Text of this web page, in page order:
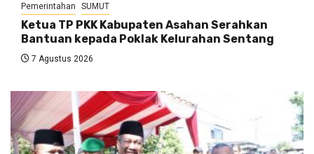
Pemerintahan SUMUT
Ketua TP PKK Kabupaten Asahan Serahkan
Bantuan kepada Poklak Kelurahan Sentang
7 Agustus 2026